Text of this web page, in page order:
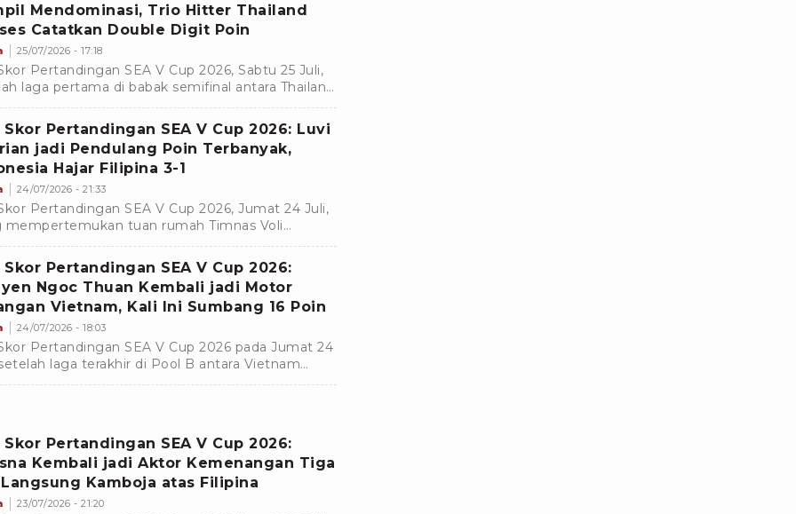
Mendominasi, Trio Hitter Thailand
Catatkan Double Digit Poin
25/07/2026 - 17:18
Pertandingan SEA V Cup 2026, Sabtu 25 Juli,
laga pertama di babak semifinal antara Thailand
di Jakarta International Velodrome.
Skor Pertandingan SEA V Cup 2026: Luvi
jadi Pendulang Poin Terbanyak,
Hajar Filipina 3-1
24/07/2026 - 21:33
Pertandingan SEA V Cup 2026, Jumat 24 Juli,
mempertemukan tuan rumah Timnas Voli
menghadapi Filipina di Jakarta International
Skor Pertandingan SEA V Cup 2026:
Ngoc Thuan Kembali jadi Motor
Vietnam, Kali Ini Sumbang 16 Poin
24/07/2026 - 18:03
Pertandingan SEA V Cup 2026 pada Jumat 24
laga terakhir di Pool B antara Vietnam
Myanmar di Jakarta International
Skor Pertandingan SEA V Cup 2026:
Kembali jadi Aktor Kemenangan Tiga
Kamboja atas Filipina
23/07/2026 - 21:20